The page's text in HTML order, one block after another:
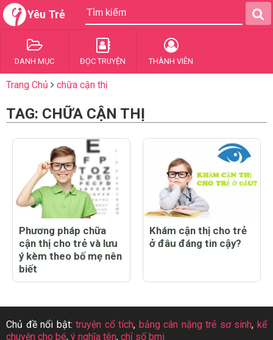
Yêu Trẻ
DANH MỤC ĐỌC TRUYỆN THÀNH VIÊN
Trang Chủ chữa cận thị
TAG: CHỮA CẬN THỊ
Phương pháp chữa
cận thị cho trẻ và lưu
ý kèm theo bố mẹ nên
biết
Khám cận thị cho trẻ
ở đâu đáng tin cậy?
Chủ đề nổi bật:truyện cổ tích, bảng cân nặng trẻ sơ sinh,kể
chuyện cho bé, ý nghĩa tên, chỉ số bmi